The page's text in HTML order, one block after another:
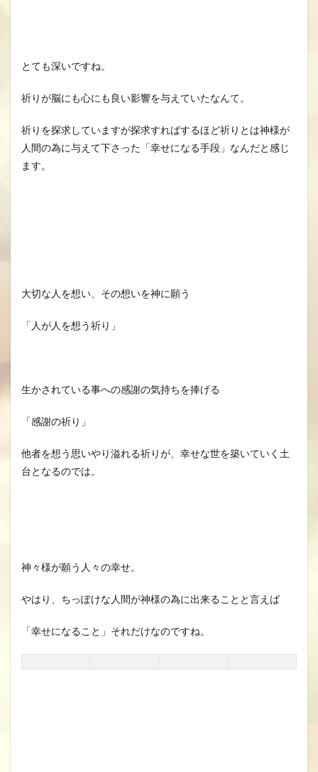
とても深いですね。
祈りが脳にも心にも良い影響を与えていたなんて。
祈りを探求していますが探求すればするほど祈りとは神様が
人間の為に与えて下さった「幸せになる手段」なんだと感じ
ます。
大切な人を想い、その想いを神に願う
「人が人を想う祈り」
生かされている事への感謝の気持ちを捧げる
「感謝の祈り」
他者を想う思いやり溢れる祈りが、幸せな世を築いていく土
台となるのでは。
神々様が願う人々の幸せ。
やはり、ちっぽけな人間が神様の為に出来ることと言えば
「幸せになること」それだけなのですね。